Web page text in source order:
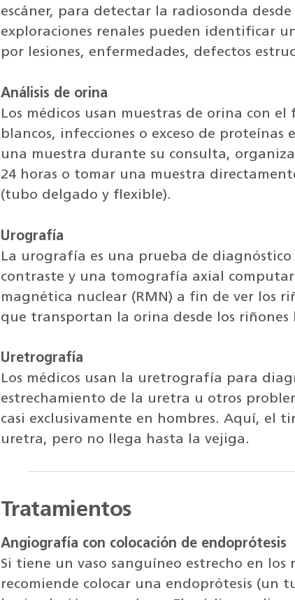
escáner, para detectar la radiosonda
exploraciones renales pueden identificar
por lesiones, enfermedades, defectos
Análisis de orina
Los médicos usan muestras de orina con
blancos, infecciones o exceso de
una muestra durante su consulta,
24 horas o tomar una muestra
(tubo delgado y flexible).
Urografía
La urografía es una prueba de
contraste y una tomografía axial
magnética nuclear (RMN) a fin de ver los
que transportan la orina desde los riñones
Uretrografía
Los médicos usan la uretrografía para
estrechamiento de la uretra u otros
casi exclusivamente en hombres. Aquí, el
uretra, pero no llega hasta la vejiga.
Tratamientos
Angiografía con colocación de endoprótesis
Si tiene un vaso sanguíneo estrecho en los
recomiende colocar una endoprótesis (un